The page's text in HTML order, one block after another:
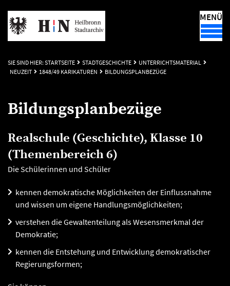
MENÜ
SIE SIND HIER: STARTSEITE STADTGESCHICHTE
UNTERRICHTSMATERIAL
NEUZEIT
1848/49 KARIKATUREN BILDUNGSPLANBEZÜGE
Bildungsplanbezüge
Realschule (Geschichte), Klasse 10
(Themenbereich 6)
Die Schülerinnen und Schüler
kennen demokratische Möglichkeiten der Einflussnahme
und wissen um eigene Handlungsmöglichkeiten;
verstehen die Gewaltenteilung als Wesensmerkmal der
Demokratie;
kennen die Entstehung und Entwicklung demokratischer
Regierungsformen;